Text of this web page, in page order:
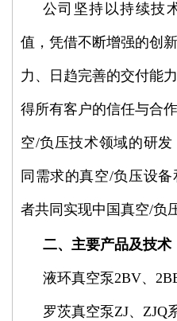
公司坚持以持续技
值，凭借不断增强的创
力、日趋完善的交付能
得所有客户的信任与合
空/负压技术领域的研
同需求的真空/负压设
者共同实现中国真空/负
二、主要产品及技术
液环真空泵2BV、
罗茨真空泵ZJ、ZJQ